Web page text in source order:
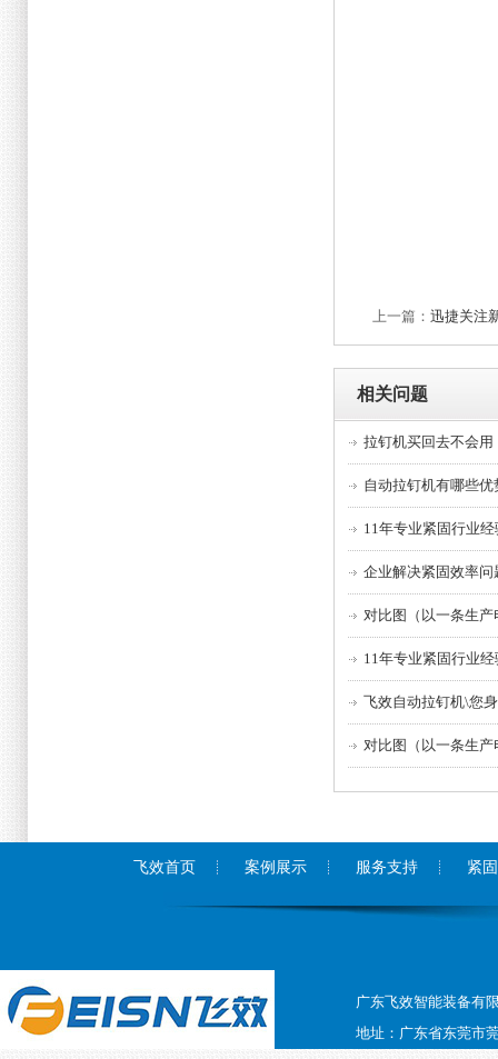
上一篇： 迅捷关注
相关问题
拉钉机买回去不会
自动拉钉机有哪些优
11年专业紧固行业
企业解决紧固效率问
对比图（以一条生
11年专业紧固行业
飞效自动拉钉机\您
对比图（以一条生
飞效首页 案例展示 服务支持 紧
广东飞效智能装备有
地址：广东省东莞市